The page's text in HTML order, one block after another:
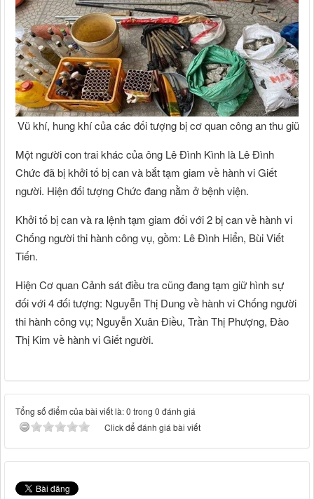
Vũ khí, hung khí của các đối tượng bị cơ quan công an thu giữ
Một người con trai khác của ông Lê Đình Kình là Lê Đình
Chức đã bị khởi tố bị can và bắt tạm giam về hành vi Giết
người. Hiện đối tượng Chức đang nằm ở bệnh viện.
Khởi tố bị can và ra lệnh tạm giam đối với 2 bị can về hành vi
Chống người thi hành công vụ, gồm: Lê Đình Hiển, Bùi Viết
Tiến.
Hiện Cơ quan Cảnh sát điều tra cũng đang tạm giữ hình sự
đối với 4 đối tượng: Nguyễn Thị Dung về hành vi Chống người
thi hành công vụ; Nguyễn Xuân Điều, Trần Thị Phượng, Đào
Thị Kim về hành vi Giết người.
Tổng số điểm của bài viết là: 0 trong 0 đánh giá
Click để đánh giá bài viết